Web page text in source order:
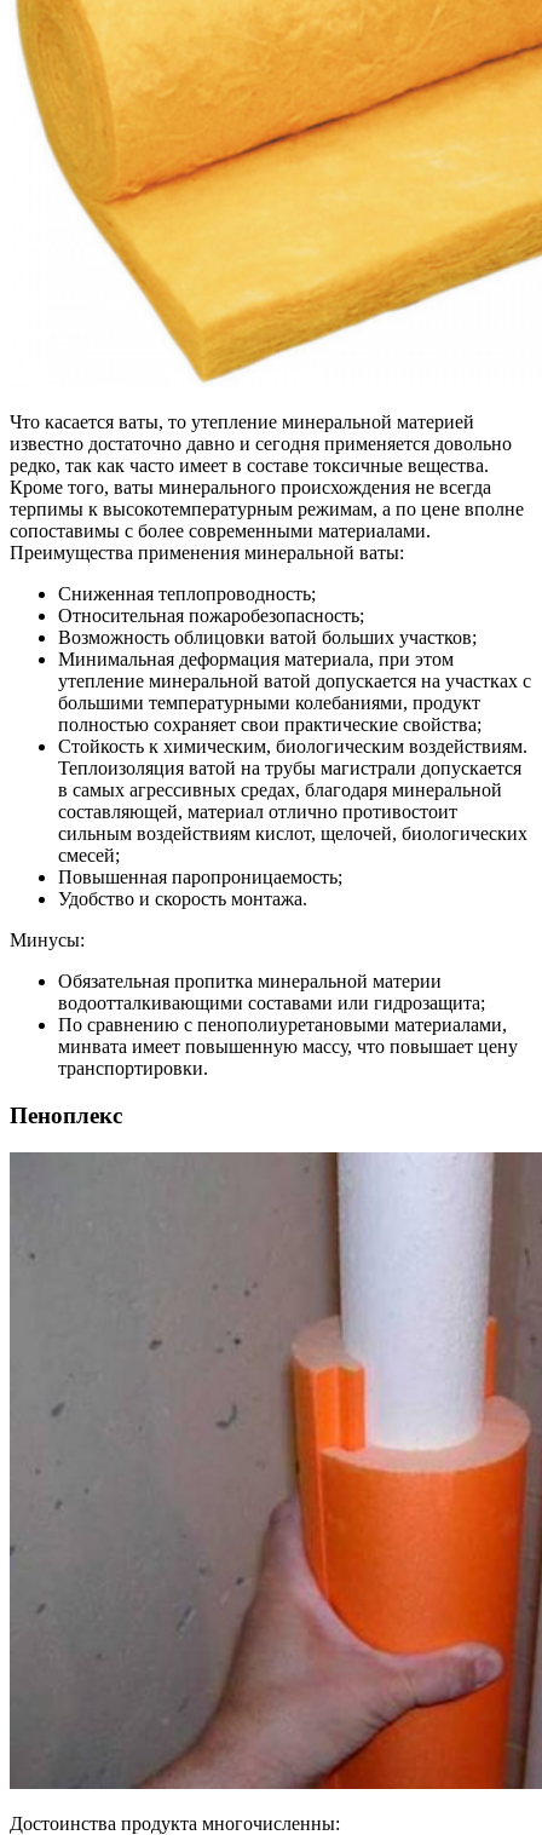
Что касается ваты, то утепление минеральной материей
известно достаточно давно и сегодня применяется довольно
редко, так как часто имеет в составе токсичные вещества.
Кроме того, ваты минерального происхождения не всегда
терпимы к высокотемпературным режимам, а по цене вполне
сопоставимы с более современными материалами.
Преимущества применения минеральной ваты:
Сниженная теплопроводность;
Относительная пожаробезопасность;
Возможность облицовки ватой больших участков;
Минимальная деформация материала, при этом
утепление минеральной ватой допускается на участках с
большими температурными колебаниями, продукт
полностью сохраняет свои практические свойства;
Стойкость к химическим, биологическим воздействиям.
Теплоизоляция ватой на трубы магистрали допускается
в самых агрессивных средах, благодаря минеральной
составляющей, материал отлично противостоит
сильным воздействиям кислот, щелочей, биологических
смесей;
Повышенная паропроницаемость;
Удобство и скорость монтажа.
Минусы:
Обязательная пропитка минеральной материи
водоотталкивающими составами или гидрозащита;
По сравнению с пенополиуретановыми материалами,
минвата имеет повышенную массу, что повышает цену
транспортировки.
Пеноплекс
Достоинства продукта многочисленны: